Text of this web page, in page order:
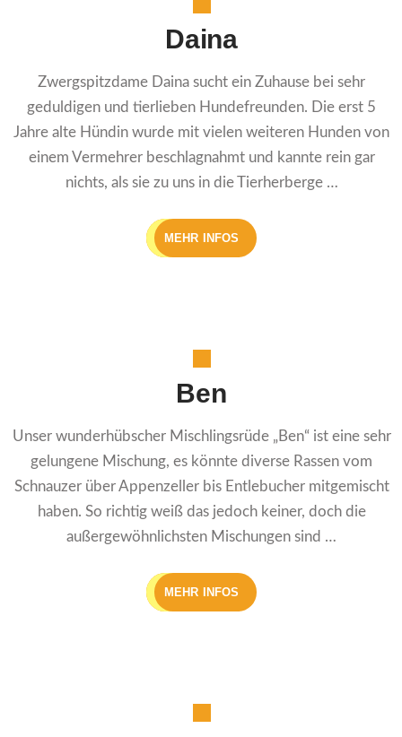
Daina
Zwergspitzdame Daina sucht ein Zuhause bei sehr
geduldigen und tierlieben Hundefreunden. Die erst 5
Jahre alte Hündin wurde mit vielen weiteren Hunden von
einem Vermehrer beschlagnahmt und kannte rein gar
nichts, als sie zu uns in die Tierherberge …
MEHR INFOS
Ben
Unser wunderhübscher Mischlingsrüde „Ben“ ist eine sehr
gelungene Mischung, es könnte diverse Rassen vom
Schnauzer über Appenzeller bis Entlebucher mitgemischt
haben. So richtig weiß das jedoch keiner, doch die
außergewöhnlichsten Mischungen sind …
MEHR INFOS